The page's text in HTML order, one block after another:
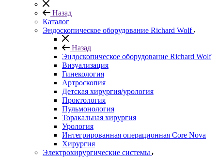
Назад
Каталог
Эндоскопическое оборудование Richard Wolf
Назад
Эндоскопическое оборудование Richard Wolf
Визуализация
Гинекология
Артроскопия
Детская хирургия/урология
Проктология
Пульмонология
Торакальная хирургия
Урология
Интегрированная операционная Core Nova
Хирургия
Электрохирургические системы